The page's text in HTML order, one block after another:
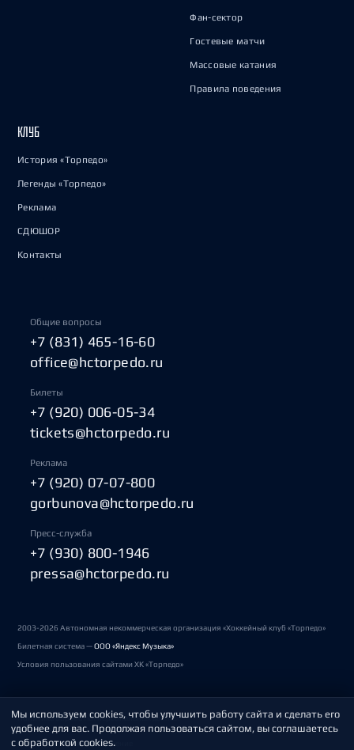
Фан-сектор
Гостевые матчи
Массовые катания
Правила поведения
КЛУБ
История «Торпедо»
Легенды «Торпедо»
Реклама
СДЮШОР
Контакты
Общие вопросы
+7 (831) 465-16-60
office@hctorpedo.ru
Билеты
+7 (920) 006-05-34
tickets@hctorpedo.ru
Реклама
+7 (920) 07-07-800
gorbunova@hctorpedo.ru
Пресс-служба
+7 (930) 800-1946
pressa@hctorpedo.ru
2003-2026 Автономная некоммерческая организация «Хоккейный клуб «Торпедо»
Билетная система —ООО «Яндекс Музыка»
Условия пользования сайтами ХК «Торпедо»
Политика обработки персональных данных
Пользовательское соглашение
Мы используем cookies, чтобы улучшить работу сайта и сделать его
удобнее для вас. Продолжая пользоваться сайтом, вы соглашаетесь
с обработкой cookies.